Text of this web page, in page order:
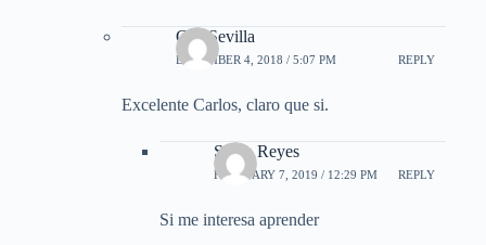
Gus Sevilla
DECEMBER 4, 2018 / 5:07 PM REPLY
Excelente Carlos, claro que si.
Silvia Reyes
FEBRUARY 7, 2019 / 12:29 PM REPLY
Si me interesa aprender